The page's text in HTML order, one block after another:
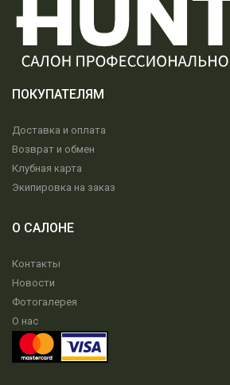
ПОКУПАТЕЛЯМ
Доставка и оплата
Возврат и обмен
Клубная карта
Экипировка на заказ
О САЛОНЕ
Контакты
Новости
Фотогалерея
О нас